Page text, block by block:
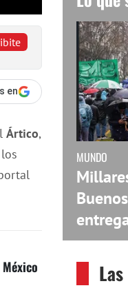
en
Ártico,
MUNDO